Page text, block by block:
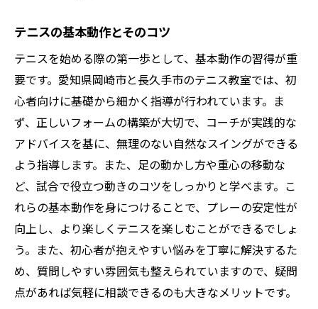
テニスの基本動作とそのコツ
テニスを始める際の第一歩として、基本動作の習得が重
要です。愛知県岡崎市と長久手市のテニス教室では、初
心者向けに基礎から細かく指導が行われています。ま
ず、正しいフォームの構築が大切で、コーチが実践的な
アドバイスを基に、無理のない自然なスイングができる
よう指導します。また、足の動かし方や重心の移動な
ど、試合で役立つ動きのコツをしっかりと学べます。こ
れらの基本動作を身につけることで、プレーの安定性が
向上し、より楽しくテニスを楽しむことができるでしょ
う。また、初心者が抱えやすい悩みを丁寧に解決するた
め、質問しやすい雰囲気も整えられていますので、疑問
点があれば気軽に相談できるのも大きなメリットです。